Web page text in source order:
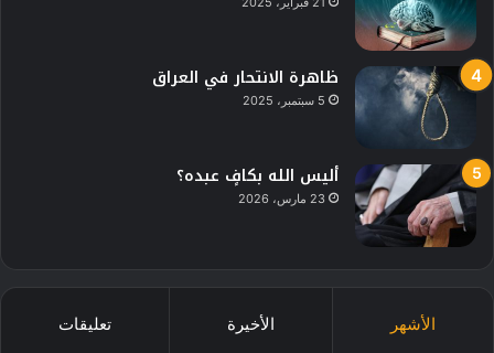
ظاهرة الانتحار في العراق
5 سبتمبر، 2025
أليس الله بكافٍ عبده؟
23 مارس، 2026
الأشهر الأخيرة تعليقات